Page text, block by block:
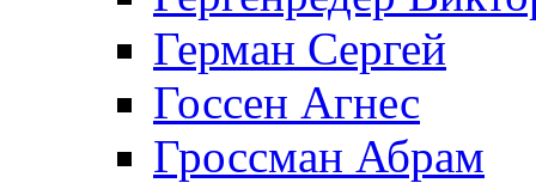
Герман Сергей
Госсен Агнес
Гроссман Абрам